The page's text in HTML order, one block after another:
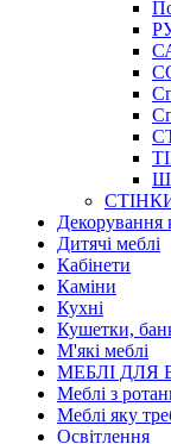
Декорування
Дитячі меблі
Кабінети
Каміни
Кухні
Кушетки,
М'які меблі
МЕБЛІ ДЛЯ
Меблі з
Меблі яку
Освітлення